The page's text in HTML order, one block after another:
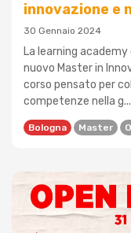
innovazione e
30 Gennaio 2024
La learning academy
nuovo Master in
corso pensato per
competenze nella g...
Bologna Master